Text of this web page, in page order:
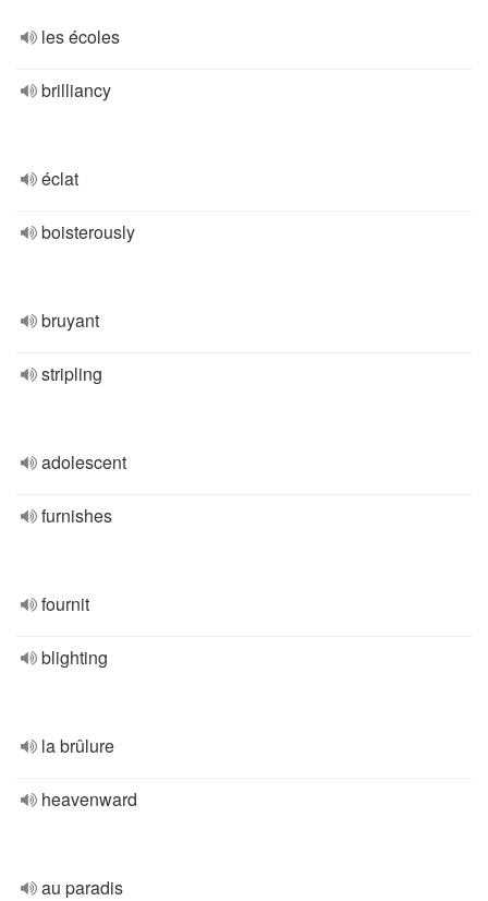
les écoles
brilliancy
éclat
boisterously
bruyant
stripling
adolescent
furnishes
fournit
blighting
la brûlure
heavenward
au paradis